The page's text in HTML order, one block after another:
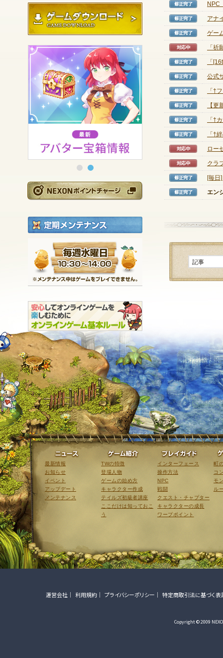
ゲームダウンロード
NEXONポイントチ
定期メンテナンス
毎週水曜日 10:30
※メンテナンス中は
修正完
NPC
修正完
アナ
修正完
ゲー
対応中
「
修正完
「
修正完
公式
修正完
「†
修正完
【
修正完
「†
修正完
「†
対応中
ロー
対応中
クラ
修正完
[毎日
修正完
エン
ニュース
最新情報
お知らせ
イベント
アップデート
メンテナンス
ゲーム紹介
TWの特徴
登場人物
ゲームの始め方
キャラクター作成
テイルズ初級者講座
ここだけは知っておこ
う
インターフェース
操作方法
NPC
戦闘
クエスト・チャプター
キャラクターの成長
ワープポイント
町
コ
モ
ル
運営会社 利用規約 プライバシーポリシー 特定商取引法に基づく表
Copyright © 2009